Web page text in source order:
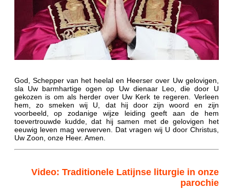
God, Schepper van het heelal en Heerser over Uw gelovigen,
sla Uw barmhartige ogen op Uw dienaar Leo, die door U
gekozen is om als herder over Uw Kerk te regeren. Verleen
hem, zo smeken wij U, dat hij door zijn woord en zijn
voorbeeld, op zodanige wijze leiding geeft aan de hem
toevertrouwde kudde, dat hij samen met de gelovigen het
eeuwig leven mag verwerven. Dat vragen wij U door Christus,
Uw Zoon, onze Heer. Amen.
Video: Traditionele Latijnse liturgie in onze
parochie